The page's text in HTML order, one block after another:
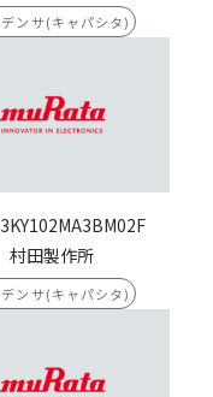
ンサ(キャパシタ)
村田製作所
ンサ(キャパシタ)